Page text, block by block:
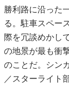
勝利路に沿った
る。駐車スペー
際を冗談めかし
の地景が最も衝
のことだ。シン
／スターライト